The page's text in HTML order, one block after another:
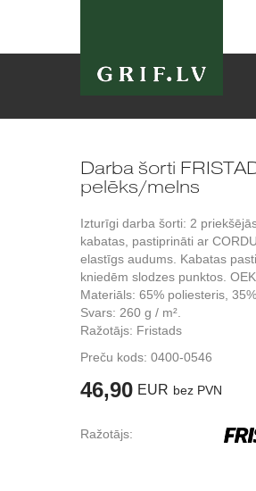
Darba šorti
pelēks/melns
Izturīgi darba šorti: 2
kabatas, pastiprināti ar
elastīgs audums. Kabatas
kniedēm slodzes punktos.
Materiāls: 65% poliesteris,
Svars: 260 g / m².
Ražotājs: Fristads
Preču kods: 0400-0546
46,90 EUR bez PVN
Ražotājs: